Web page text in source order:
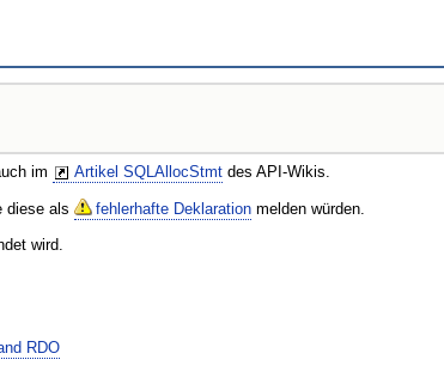
im Artikel SQLAllocStmtdes API-Wikis.
diese als fehlerhafte Deklarationmelden würden.
wird.
RDO